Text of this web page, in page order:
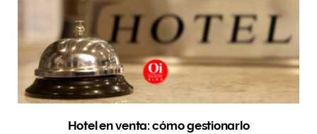
Hotel en venta: cómo gestionarlo